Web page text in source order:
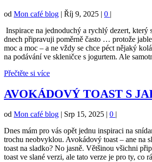
od Mon café blog | Říj 9, 2025 | 0 |
Inspirace na jednoduchý a rychlý dezert, který
dnech připravuji poměrně často … protože
moc a moc – a ne vždy se chce péct nějaký
na podávání ve skleničce s jogurtem. Ale
Přečtěte si více
AVOKÁDOVÝ TOAST S
od Mon café blog Srp 15, 2025 0
Dnes mám pro vás opět jednu inspiraci na
trochu neobvyklou. Avokádový toast – ane na
toast na sladko? No jasně. Většinou všichni
toast ve slané verzi, ale tato verze je pro ty, co